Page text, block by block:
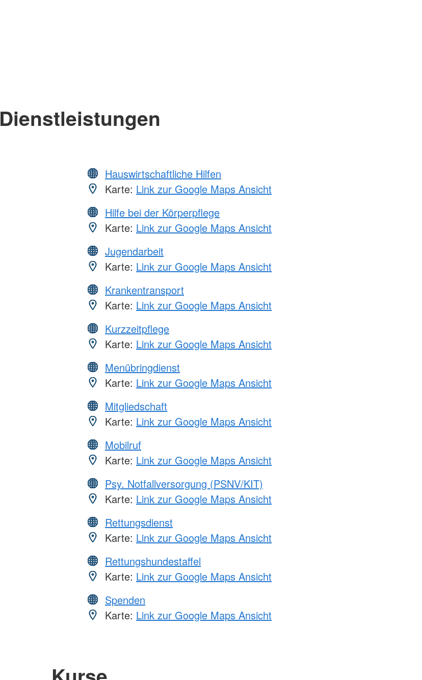
Dienstleistungen
Hauswirtschaftliche Hilfen
Karte: Link zur Google Maps Ansicht
Hilfe bei der Körperpflege
Karte: Link zur Google Maps Ansicht
Jugendarbeit
Karte: Link zur Google Maps Ansicht
Krankentransport
Karte: Link zur Google Maps Ansicht
Kurzzeitpflege
Karte: Link zur Google Maps Ansicht
Menübringdienst
Karte: Link zur Google Maps Ansicht
Mitgliedschaft
Karte: Link zur Google Maps Ansicht
Mobilruf
Karte: Link zur Google Maps Ansicht
Psy. Notfallversorgung (PSNV/KIT)
Karte: Link zur Google Maps Ansicht
Rettungsdienst
Karte: Link zur Google Maps Ansicht
Rettungshundestaffel
Karte: Link zur Google Maps Ansicht
Spenden
Karte: Link zur Google Maps Ansicht